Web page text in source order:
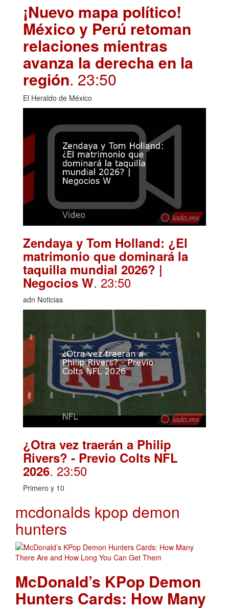
¡Nuevo mapa político!
México y Perú retoman
relaciones mientras
avanza la derecha en la
región. 23:50
El Heraldo de México
Zendaya y Tom Holland: ¿El
matrimonio que dominará la
taquilla mundial 2026? |
Negocios W. 23:50
adn Noticias
¿Otra vez traerán a Philip
Rivers? - Previo Colts NFL
2026. 23:50
Primero y 10
mcdonalds kpop demon
hunters
McDonald’s KPop Demon
Hunters Cards: How Many